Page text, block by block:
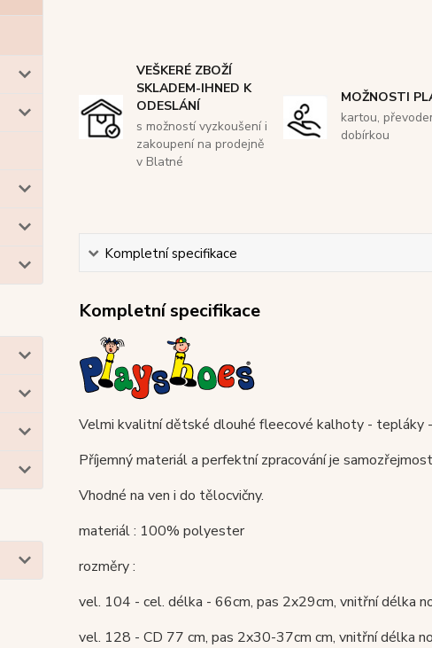
VEŠKERÉ ZBOŽÍ
SKLADEM-IHNED K
ODESLÁNÍ
s možností vyzkoušení i
zakoupení na prodejně
v Blatné
MOŽNOSTI
kartou,
dobírkou
Kompletní specifikace
Kompletní specifikace
Velmi kvalitní dětské dlouhé fleecové kalhoty - tepláky
Příjemný materiál a perfektní zpracování je
Vhodné na ven i do tělocvičny.
materiál : 100% polyester
rozměry :
vel. 104 - cel. délka - 66cm, pas 2x29cm, vnitřní délka
vel. 128 - CD 77 cm, pas 2x30-37cm cm, vnitřní délka